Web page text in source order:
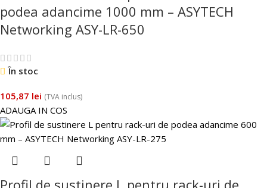
podea adancime 1000 mm – ASYTECH
Networking ASY-LR-650
În stoc
105,87 lei (TVA inclus)
ADAUGA IN COS
Profil de sustinere L pentru rack-uri de